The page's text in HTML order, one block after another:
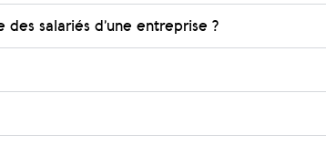
salariés d’une entreprise ?